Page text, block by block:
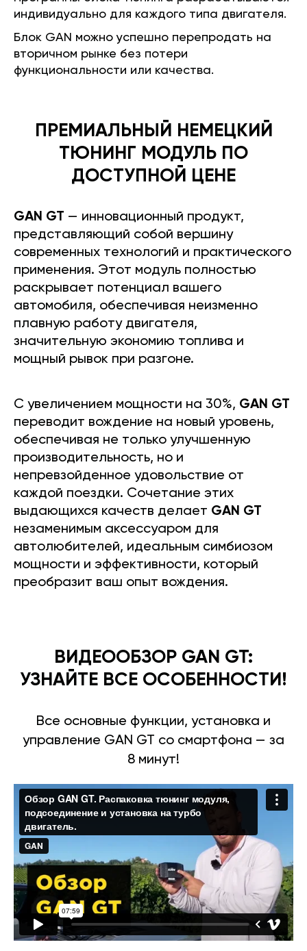
индивидуально для каждого типа двигателя.
Блок GAN можно успешно перепродать на
вторичном рынке без потери
функциональности или качества.
ПРЕМИАЛЬНЫЙ НЕМЕЦКИЙ
ТЮНИНГ МОДУЛЬ ПО
ДОСТУПНОЙ ЦЕНЕ
GAN GT — инновационный продукт,
представляющий собой вершину
современных технологий и практического
применения. Этот модуль полностью
раскрывает потенциал вашего
автомобиля, обеспечивая неизменно
плавную работу двигателя,
значительную экономию топлива и
мощный рывок при разгоне.
С увеличением мощности на 30%, GAN GT
переводит вождение на новый уровень,
обеспечивая не только улучшенную
производительность, но и
непревзойденное удовольствие от
каждой поездки. Сочетание этих
выдающихся качеств делает GAN GT
незаменимым аксессуаром для
автолюбителей, идеальным симбиозом
мощности и эффективности, который
преобразит ваш опыт вождения.
ВИДЕООБЗОР GAN GT:
УЗНАЙТЕ ВСЕ ОСОБЕННОСТИ!
Все основные функции, установка и
управление GAN GT со смартфона — за
8 минут!